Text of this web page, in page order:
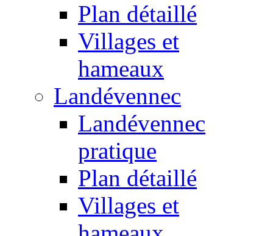
Plan détaillé
Villages et
hameaux
Landévennec
Landévennec
pratique
Plan détaillé
Villages et